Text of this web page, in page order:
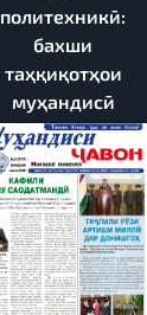
политехникӣ:
бахши
таҳқиқотҳои
муҳандисӣ